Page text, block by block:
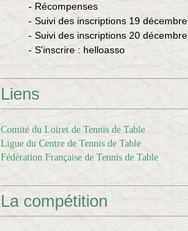
- Récompenses
- Suivi des inscriptions 19 décembre
- Suivi des inscriptions 20 décembre
- S'inscrire : helloasso
Liens
Comité du Loiret de Tennis de Table
Ligue du Centre de Tennis de Table
Fédération Française de Tennis de Table
La compétition